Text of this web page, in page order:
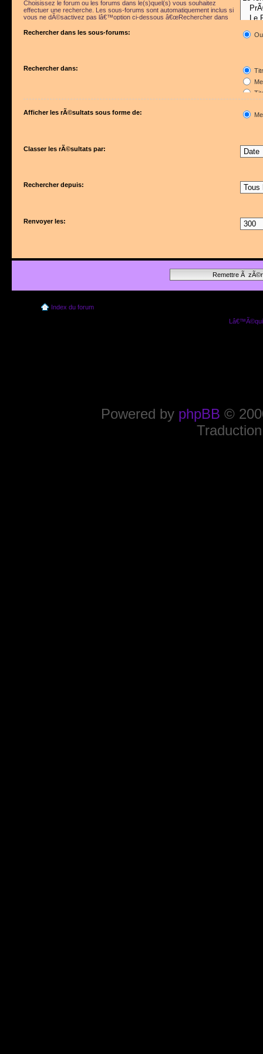
Choisissez le forum ou les forums dans le(s)quel(s) vous souhaitez
effectuer une recherche. Les sous-forums sont automatiquement inclus si
vous ne dÃ©sactivez pas lâ€™option ci-dessous â€œRechercher dans
Rechercher dans les sous-forums:
Rechercher dans:
Afficher les rÃ©sultats sous forme de:
Classer les rÃ©sultats par:
Rechercher depuis:
Renvoyer les:
Index du forum
Powered by phpBB ©